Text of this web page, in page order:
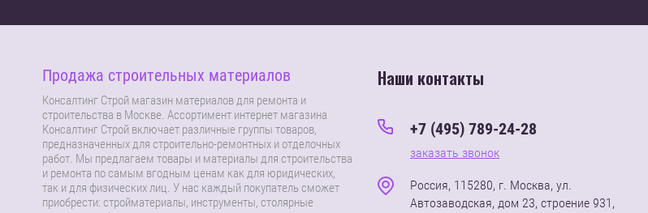
Продажа строительных материалов
Консалтинг Строй магазин материалов для ремонта и
строительства в Москве. Ассортимент интернет магазина
Консалтинг Строй включает различные группы товаров,
предназначенных для строительно-ремонтных и отделочных
работ. Мы предлагаем товары и материалы для строительства
и ремонта по самым вгодным ценам как для юридических,
так и для физических лиц. У нас каждый покупатель сможет
приобрести: стройматериалы, инструменты, столярные
Наши контакты
+7 (495) 789-24-28
заказать звонок
Россия, 115280, г. Москва, ул.
Автозаводская, дом 23, строение 931,